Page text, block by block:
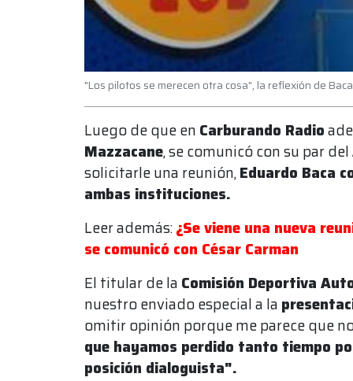
"Los pilotos se merecen otra cosa", la reflexión de
Luego de que en Carburando Radio
Mazzacane, se comunicó con su par del
solicitarle una reunión,Eduardo Baca
ambas instituciones.
Leer además:¿Se viene una nueva
se comunicó con César Carman
El titular de la Comisión Deportiva
nuestro enviado especial a la
omitir opinión porque me parece que
que hayamos perdido tanto tiempo
posición dialoguista".